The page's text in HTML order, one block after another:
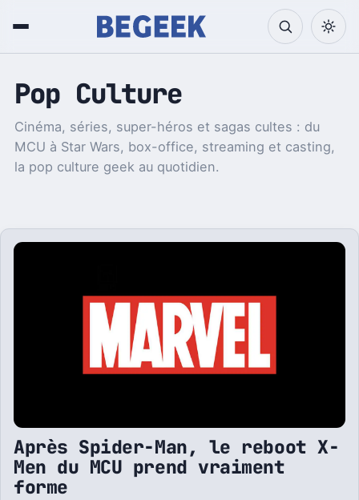
Pop Culture
Cinéma, séries, super-héros et sagas cultes : du
MCU à Star Wars, box-office, streaming et casting,
la pop culture geek au quotidien.
Après Spider-Man, le reboot X-
Men du MCU prend vraiment
forme